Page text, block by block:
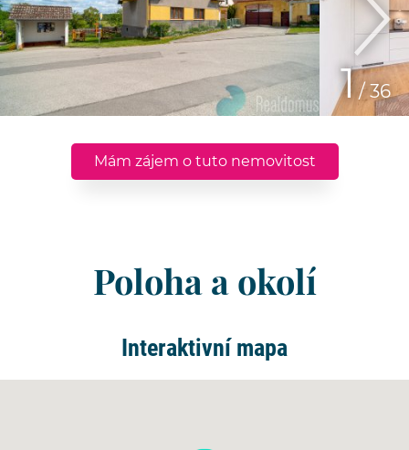
1 / 36
Mám zájem o tuto nemovitost
Poloha a okolí
Interaktivní mapa